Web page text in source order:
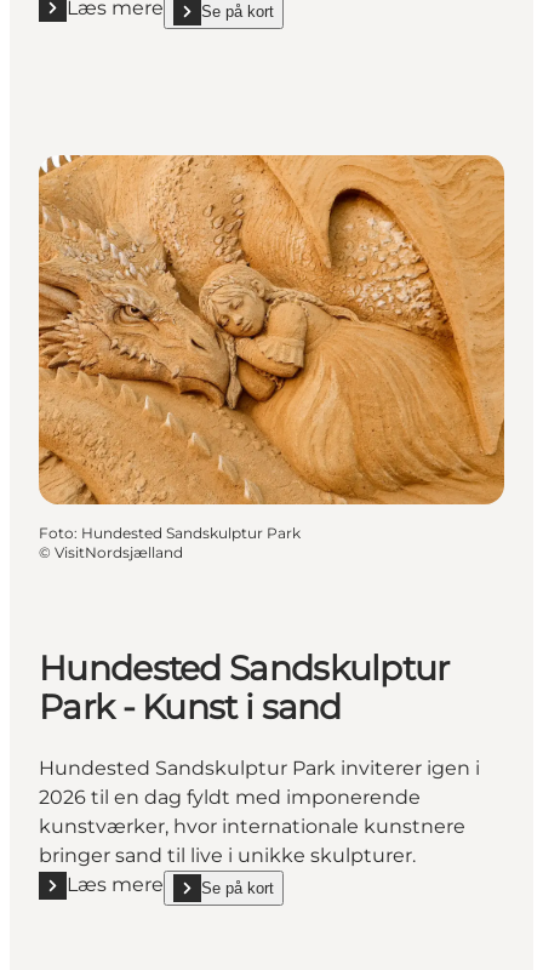
Læs mere
Læs mere "Oplev Skattejagten på Danmarks
Se på kort
show Oplev Skattejagten på Danmarks første
Foto: Hundested Sandskulptur Park
© VisitNordsjælland
Hundested Sandskulptur
Park - Kunst i sand
Hundested Sandskulptur Park inviterer igen i
2026 til en dag fyldt med imponerende
kunstværker, hvor internationale kunstnere
bringer sand til live i unikke skulpturer.
Læs mere
Læs mere "Hundested Sandskulptur Park - Kunst i
Se på kort
show Hundested Sandskulptur Park - Kunst i sand